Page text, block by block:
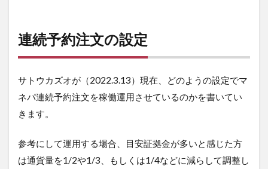
連続予約注文の設定
サトウカズオが（2022.3.13）現在、どのようの設定でマ
ネパ連続予約注文を稼働運用させているのかを書いてい
きます。
参考にして運用する場合、目安証拠金が多いと感じた方
は通貨量を1/2や1/3、もしくは1/4などに減らして調整し